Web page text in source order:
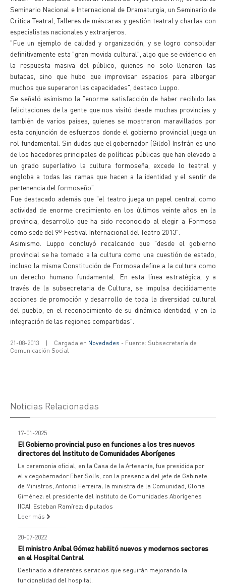
Seminario Nacional e Internacional de Dramaturgia, un Seminario de
Crítica Teatral, Talleres de máscaras y gestión teatral y charlas con
especialistas nacionales y extranjeros.
"Fue un ejemplo de calidad y organización, y se logro consolidar
definitivamente esta "gran movida cultural", algo que se evidencio en
la respuesta masiva del público, quienes no solo llenaron las
butacas, sino que hubo que improvisar espacios para albergar
muchos que superaron las capacidades", destaco Luppo.
Se señaló asimismo la "enorme satisfacción de haber recibido las
felicitaciones de la gente que nos visitó desde muchas provincias y
también de varios países, quienes se mostraron maravillados por
esta conjunción de esfuerzos donde el gobierno provincial juega un
rol fundamental. Sin dudas que el gobernador (Gildo) Insfrán es uno
de los hacedores principales de políticas públicas que han elevado a
un grado superlativo la cultura formoseña, excede lo teatral y
engloba a todas las ramas que hacen a la identidad y el sentir de
pertenencia del formoseño".
Fue destacado además que "el teatro juega un papel central como
actividad de enorme crecimiento en los últimos veinte años en la
provincia, desarrollo que ha sido reconocido al elegir a Formosa
como sede del 9º Festival Internacional del Teatro 2013".
Asimismo. Luppo concluyó recalcando que "desde el gobierno
provincial se ha tomado a la cultura como una cuestión de estado,
incluso la misma Constitución de Formosa define a la cultura como
un derecho humano fundamental. En esta línea estratégica, y a
través de la subsecretaria de Cultura, se impulsa decididamente
acciones de promoción y desarrollo de toda la diversidad cultural
del pueblo, en el reconocimiento de su dinámica identidad, y en la
integración de las regiones compartidas".
21-08-2013 | Cargada en Novedades - Fuente: Subsecretaría de
Comunicación Social
Noticias Relacionadas
17-01-2025
El Gobierno provincial puso en funciones a los tres nuevos
directores del Instituto de Comunidades Aborígenes
La ceremonia oficial, en la Casa de la Artesanía, fue presidida por
el vicegobernador Eber Solís, con la presencia del jefe de Gabinete
de Ministros, Antonio Ferreira; la ministra de la Comunidad, Gloria
Giménez; el presidente del Instituto de Comunidades Aborígenes
(ICA), Esteban Ramírez; diputados
Leer más
20-07-2022
El ministro Aníbal Gómez habilitó nuevos y modernos sectores
en el Hospital Central
Destinado a diferentes servicios que seguirán mejorando la
funcionalidad del hospital.